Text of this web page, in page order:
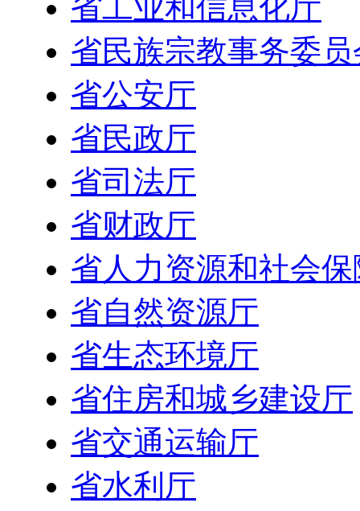
省工业和信息化厅
省民族宗教事务委员
省公安厅
省民政厅
省司法厅
省财政厅
省人力资源和社会
省自然资源厅
省生态环境厅
省住房和城乡建设厅
省交通运输厅
省水利厅